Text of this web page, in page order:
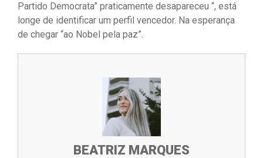
Partido Democrata” praticamente desapareceu “, está
longe de identificar um perfil vencedor. Na esperança
de chegar “ao Nobel pela paz”.
BEATRIZ MARQUES